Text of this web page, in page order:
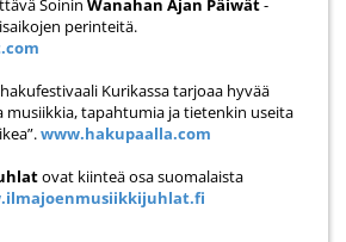
Soinin Wanahan Ajan Päiwät-
perinteitä.
Kurikassa tarjoaa hyvää
musiikkia, tapahtumia ja tietenkin useita
www.hakupaalla.com
ovat kiinteä osa suomalaista